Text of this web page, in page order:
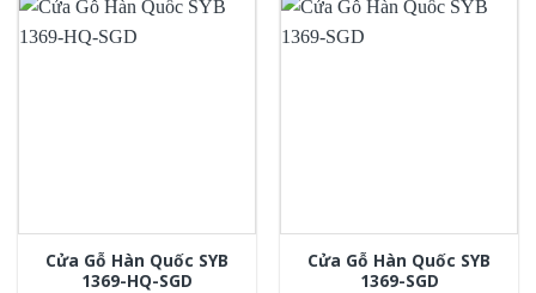
Cửa Gỗ Hàn Quốc SYB
1369-HQ-SGD
Cửa Gỗ Hàn Quốc SYB
1369-SGD